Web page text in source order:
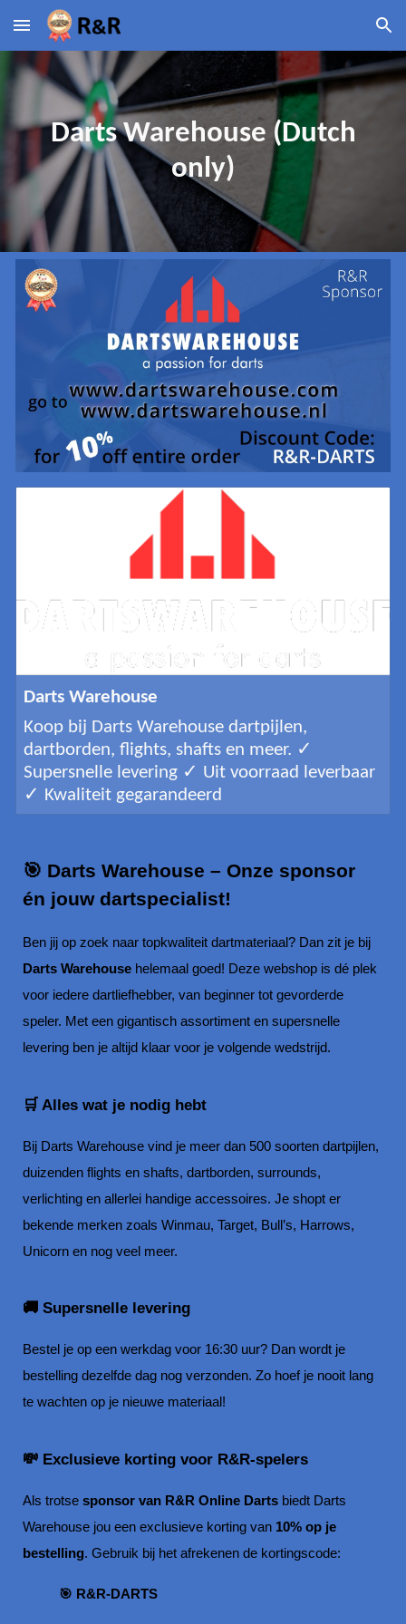
Skip to main content Skip to navigation
Darts Warehouse (Dutch
only)
Darts Warehouse
Koop bij Darts Warehouse dartpijlen,
dartborden, flights, shafts en meer. ✓
Supersnelle levering ✓ Uit voorraad leverbaar
✓ Kwaliteit gegarandeerd
🎯 Darts Warehouse – Onze sponsor
én jouw dartspecialist!
Ben jij op zoek naar topkwaliteit dartmateriaal? Dan zit je bij
Darts Warehouse helemaal goed! Deze webshop is dé plek
voor iedere dartliefhebber, van beginner tot gevorderde
speler. Met een gigantisch assortiment en supersnelle
levering ben je altijd klaar voor je volgende wedstrijd.
🛒 Alles wat je nodig hebt
Bij Darts Warehouse vind je meer dan 500 soorten dartpijlen,
duizenden flights en shafts, dartborden, surrounds,
verlichting en allerlei handige accessoires. Je shopt er
bekende merken zoals Winmau, Target, Bull’s, Harrows,
Unicorn en nog veel meer.
🚚 Supersnelle levering
Bestel je op een werkdag voor 16:30 uur? Dan wordt je
bestelling dezelfde dag nog verzonden. Zo hoef je nooit lang
te wachten op je nieuwe materiaal!
💸 Exclusieve korting voor R&R-spelers
Als trotsesponsor van R&R Online Darts biedt Darts
Warehouse jou een exclusieve korting van 10% op je
bestelling. Gebruik bij het afrekenen de kortingscode:
🎯 R&R-DARTS